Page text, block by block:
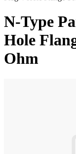
N-Type
Hole
Ohm